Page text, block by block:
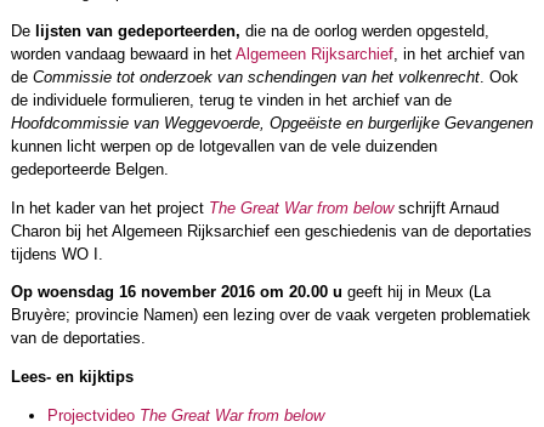
De lijsten van gedeporteerden, die na de oorlog werden opgesteld,
worden vandaag bewaard in het Algemeen Rijksarchief, in het archief van
de Commissie tot onderzoek van schendingen van het volkenrecht. Ook
de individuele formulieren, terug te vinden in het archief van de
Hoofdcommissie van Weggevoerde, Opgeëiste en burgerlijke Gevangenen
kunnen licht werpen op de lotgevallen van de vele duizenden
gedeporteerde Belgen.
In het kader van het project The Great War from belowschrijft Arnaud
Charon bij het Algemeen Rijksarchief een geschiedenis van de deportaties
tijdens WO I.
Op woensdag 16 november 2016 om 20.00 u geeft hij in Meux (La
Bruyère; provincie Namen) een lezing over de vaak vergeten problematiek
van de deportaties.
Lees- en kijktips
Projectvideo The Great War from below